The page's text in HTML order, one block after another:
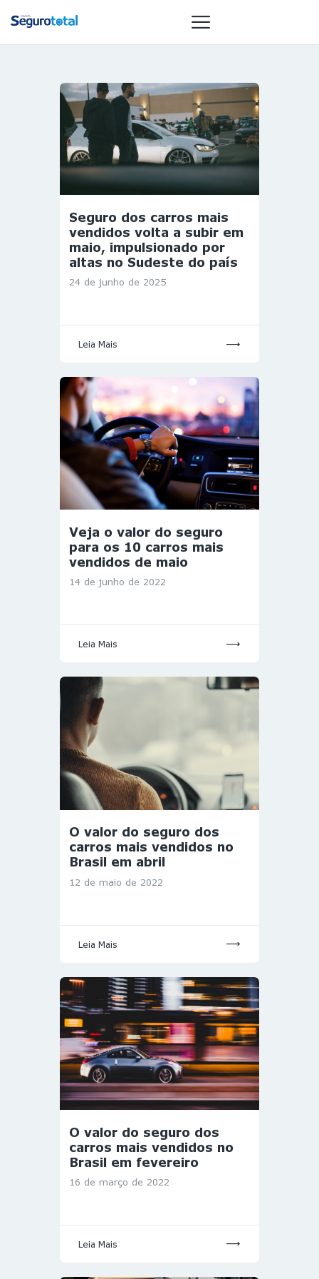
NOTÍCIAS
REVISTA
ESPECIAIS
GAIVOTA DE
OURO
MULHERES
GESTORAS
HOMEST
HOME
Seguro dos carros mais
vendidos volta a subir em
maio, impulsionado por
altas no Sudeste do país
24 de junho de 2025
Leia Mais
Veja o valor do seguro
para os 10 carros mais
vendidos de maio
14 de junho de 2022
Leia Mais
O valor do seguro dos
carros mais vendidos no
Brasil em abril
12 de maio de 2022
Leia Mais
O valor do seguro dos
carros mais vendidos no
Brasil em fevereiro
16 de março de 2022
Leia Mais